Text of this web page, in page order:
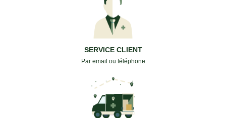
SERVICE CLIENT
Par email ou téléphone